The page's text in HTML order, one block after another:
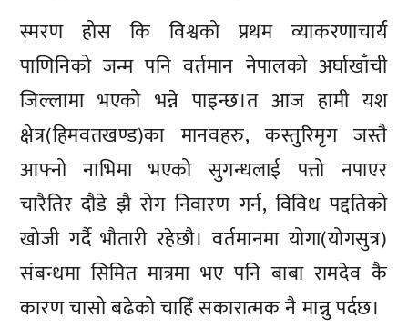
स्मरण होस कि विश्वको प्रथम व्याकरणाचार्य
पाणिनिको जन्म पनि वर्तमान नेपालको अर्घाखाँची
जिल्लामा भएको भन्ने पाइन्छ।त आज हामी यश
क्षेत्र(हिमवतखण्ड)का मानवहरु, कस्तुरिमृग जस्तै
आफ्नो नाभिमा भएको सुगन्धलाई पत्तो नपाएर
चारैतिर दौडे झै रोग निवारण गर्न, विविध पद्दतिको
खोजी गर्दै भौतारी रहेछौ। वर्तमानमा योगा(योगसुत्र)
संबन्धमा सिमित मात्रमा भए पनि बाबा रामदेव कै
कारण चासो बढेको चाहिँ सकारात्मक नै मान्नु पर्दछ।